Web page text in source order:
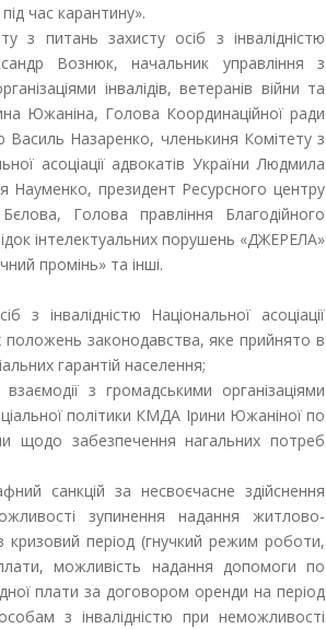
час карантину».
з питань захисту осіб з інвалідністю
Вознюк, начальник управління з
інвалідів, ветеранів війни та
Южаніна, Голова Координаційної ради
Василь Назаренко, членькиня Комітету з
асоціації адвокатів України Людмила
Науменко, президент Ресурсного центру
Голова правління Благодійного
інтелектуальних порушень «ДЖЕРЕЛА»
промінь» та інші.
інвалідністю Національної асоціації
законодавства, яке прийнято в
гарантій населення;
з громадськими організаціями
політики КМДА Ірини Южаніної по
щодо забезпечення нагальних потреб
санкцій за несвоєчасне здійснення
зупинення надання житлово-
кризовий період (гнучкий режим роботи,
можливість надання допомоги по
плати за договором оренди на період
з інвалідністю при неможливості